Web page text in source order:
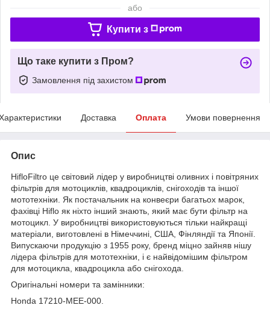
або
Купити з
Що таке купити з Пром?
Замовлення під захистом
Доставка Оплата Умови повернення
Опис
HifloFiltro це світовий лідер у виробництві оливних і повітряних
фільтрів для мотоциклів, квадроциклів, снігоходів та іншої
мототехніки. Як постачальник на конвеєри багатьох марок,
фахівці Hiflo як ніхто інший знають, який має бути фільтр на
мотоцикл. У виробництві використовуються тільки найкращі
матеріали, виготовлені в Німеччині, США, Фінляндії та Японії.
Випускаючи продукцію з 1955 року, бренд міцно зайняв нішу
лідера фільтрів для мототехніки, і є найвідомішим фільтром
для мотоцикла, квадроцикла або снігохода.
Оригінальні номери та замінники:
Honda 17210-MEE-000